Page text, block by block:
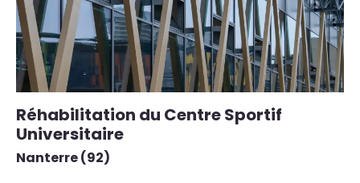
Réhabilitation du Centre Sportif
Universitaire
Nanterre (92)